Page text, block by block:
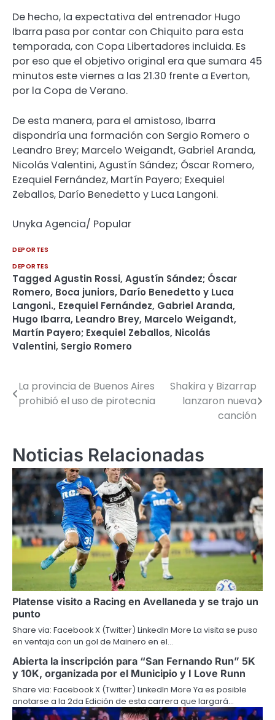
De hecho, la expectativa del entrenador Hugo
Ibarra pasa por contar con Chiquito para esta
temporada, con Copa Libertadores incluida. Es
por eso que el objetivo original era que sumara 45
minutos este viernes a las 21.30 frente a Everton,
por la Copa de Verano.
De esta manera, para el amistoso, Ibarra
dispondría una formación con Sergio Romero o
Leandro Brey; Marcelo Weigandt, Gabriel Aranda,
Nicolás Valentini, Agustín Sández; Óscar Romero,
Ezequiel Fernández, Martín Payero; Exequiel
Zeballos, Darío Benedetto y Luca Langoni.
Unyka Agencia/ Popular
DEPORTES
DEPORTES
Tagged Agustin Rossi, Agustín Sández; Óscar
Romero, Boca juniors, Darío Benedetto y Luca
Langoni., Ezequiel Fernández, Gabriel Aranda,
Hugo Ibarra, Leandro Brey, Marcelo Weigandt,
Martín Payero; Exequiel Zeballos, Nicolás
Valentini, Sergio Romero
Navegación
de
La provincia de Buenos Aires
prohibió el uso de pirotecnia
Shakira y Bizarrap
lanzaron nueva
canción
Noticias Relacionadas
Platense visito a Racing en Avellaneda y se trajo un
punto
Share via: Facebook X (Twitter) LinkedIn More La visita se puso
en ventaja con un gol de Mainero en el…
Abierta la inscripción para “San Fernando Run” 5K
y 10K, organizada por el Municipio y I Love Runn
Share via: Facebook X (Twitter) LinkedIn More Ya es posible
anotarse a la 2da Edición de esta carrera que largará…